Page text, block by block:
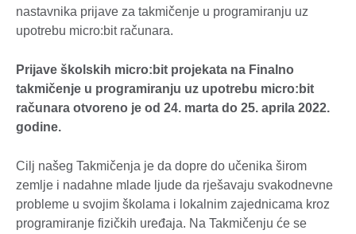
nastavnika prijave za takmičenje u programiranju uz
upotrebu micro:bit računara.
Prijave školskih micro:bit projekata na Finalno
takmičenje u programiranju uz upotrebu micro:bit
računara otvoreno je od 24. marta do 25. aprila 2022.
godine.
Cilj našeg Takmičenja je da dopre do učenika širom
zemlje i nadahne mlade ljude da rješavaju svakodnevne
probleme u svojim školama i lokalnim zajednicama kroz
programiranje fizičkih uređaja. Na Takmičenju će se